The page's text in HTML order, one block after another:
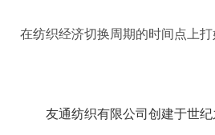
在纺织经济切换周期的时间点上
友通纺织有限公司创建于世